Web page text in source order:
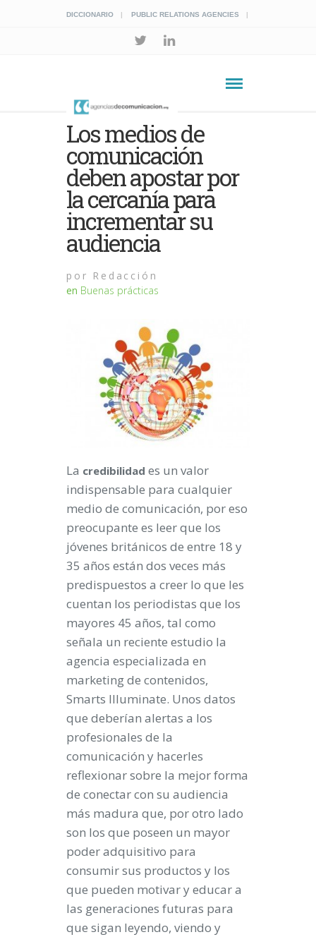
DICCIONARIO PUBLIC RELATIONS AGENCIES
Los medios de
comunicación
deben apostar por
la cercanía para
incrementar su
audiencia
por Redacción
en Buenas prácticas
La credibilidad es un valor
indispensable para cualquier
medio de comunicación, por eso
preocupante es leer que los
jóvenes británicos de entre 18 y
35 años están dos veces más
predispuestos a creer lo que les
cuentan los periodistas que los
mayores 45 años, tal como
señala un reciente estudio la
agencia especializada en
marketing de contenidos,
Smarts Illuminate. Unos datos
que deberían alertas a los
profesionales de la
comunicación y hacerles
reflexionar sobre la mejor forma
de conectar con su audiencia
más madura que, por otro lado
son los que poseen un mayor
poder adquisitivo para
consumir sus productos y los
que pueden motivar y educar a
las generaciones futuras para
que sigan leyendo, viendo y